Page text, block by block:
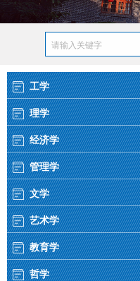
工学
理学
经济学
管理学
文学
艺术学
教育学
哲学